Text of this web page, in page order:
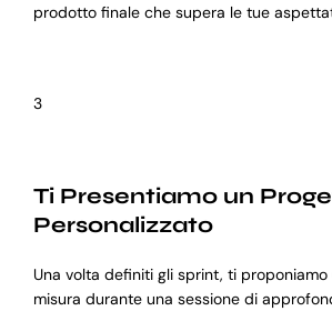
prodotto finale che supera le tue
3
Ti Presentiamo un
Personalizzato
Una volta definiti gli sprint, ti proponiamo
misura durante una sessione di